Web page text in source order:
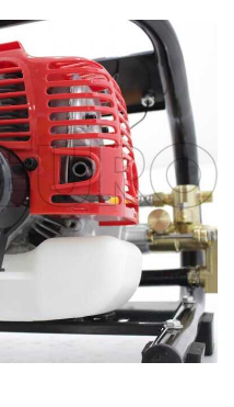
manuels